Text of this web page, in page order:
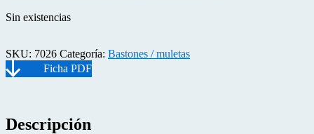
Sin existencias
SKU: 7026 Categoría: Bastones / muletas
Descripción